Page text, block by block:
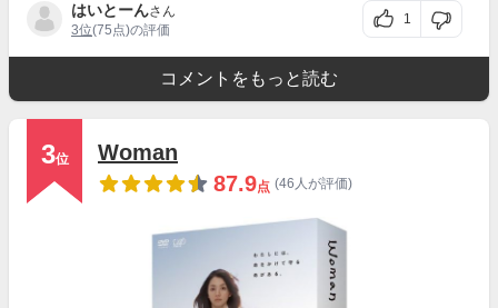
はいとーんさん
3位(75点)の評価
1
コメントをもっと読む
3位
Woman
87.9点 (46人が評価)